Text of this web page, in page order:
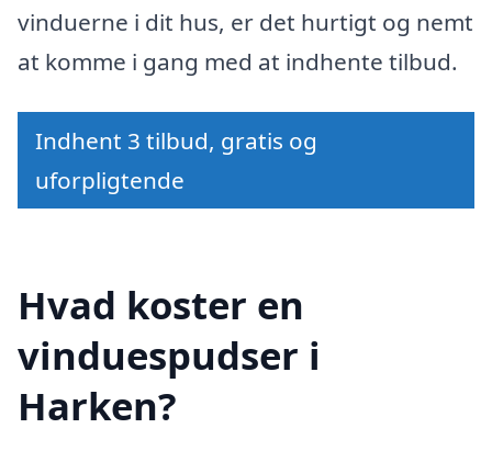
vinduerne i dit hus, er det hurtigt og nemt
at komme i gang med at indhente tilbud.
Indhent 3 tilbud, gratis og
uforpligtende
Hvad koster en
vinduespudser i
Harken?